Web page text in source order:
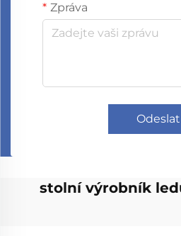
Zpráva
Odeslat
stolní výrobník